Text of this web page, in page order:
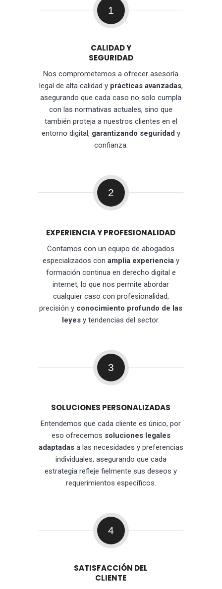
1
CALIDAD Y
SEGURIDAD
Nos comprometemos a ofrecer asesoría
legal de alta calidad y prácticas avanzadas,
asegurando que cada caso no solo cumpla
con las normativas actuales, sino que
también proteja a nuestros clientes en el
entorno digital, garantizando seguridad y
confianza.
2
EXPERIENCIA Y PROFESIONALIDAD
Contamos con un equipo de abogados
especializados con amplia experienciay
formación continua en derecho digital e
internet, lo que nos permite abordar
cualquier caso con profesionalidad,
precisión y conocimiento profundo de las
leyes y tendencias del sector.
3
SOLUCIONES PERSONALIZADAS
Entendemos que cada cliente es único, por
eso ofrecemos soluciones legales
adaptadasa las necesidades y preferencias
individuales, asegurando que cada
estrategia refleje fielmente sus deseos y
requerimientos específicos.
4
SATISFACCIÓN DEL
CLIENTE